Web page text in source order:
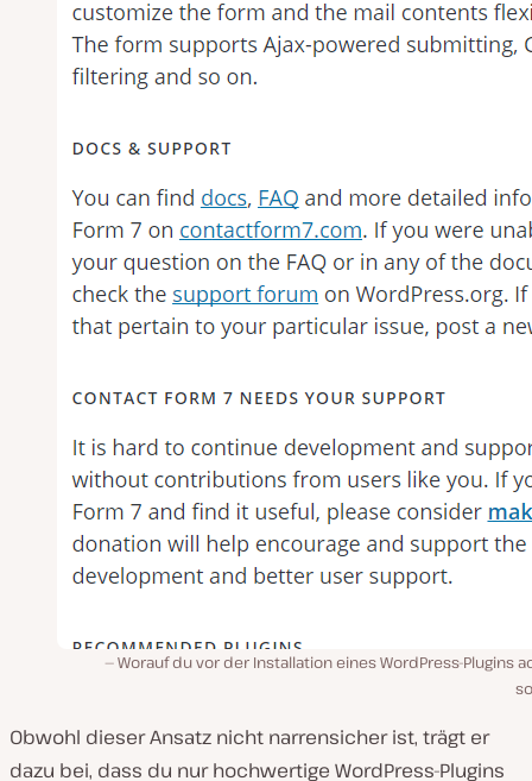
Worauf du vor der Installation eines WordPress-Plugins
Obwohl dieser Ansatz nicht narrensicher ist, trägt er
dazu bei, dass du nur hochwertige WordPress-Plugins